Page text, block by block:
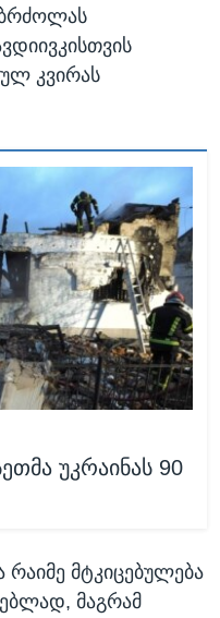
ბრძოლას
კვირას
უკრაინას 90
რაიმე მტკიცებულება
მაგრამ